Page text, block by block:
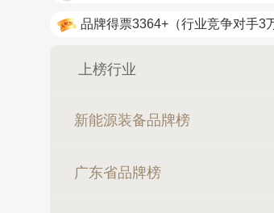
品牌得票3364+ （行业竞争对手3
上榜行业
新能源装备品牌榜
广东省品牌榜